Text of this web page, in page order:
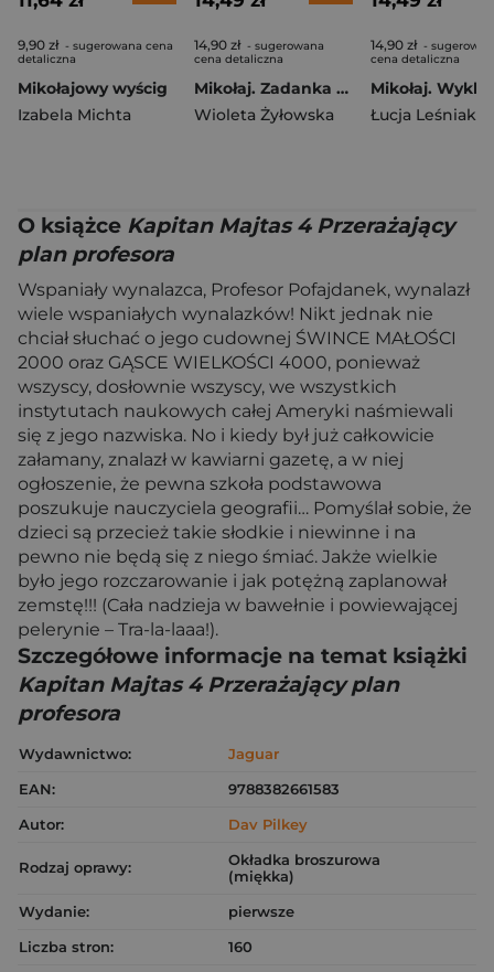
9,90 zł - sugerowana cena
detaliczna
Mikołajowy wyścig
Izabela Michta
14,90 zł - sugerowana
cena detaliczna
Mikołaj. Zadanka & rzepiki
Wioleta Żyłowska
14,90 zł -
cena detaliczna
Mikołaj.
Łucja Leśniak
O książce Kapitan Majtas 4 Przerażający
plan profesora
Wspaniały wynalazca, Profesor Pofajdanek, wynalazł
wiele wspaniałych wynalazków! Nikt jednak nie
chciał słuchać o jego cudownej ŚWINCE MAŁOŚCI
2000 oraz GĄSCE WIELKOŚCI 4000, ponieważ
wszyscy, dosłownie wszyscy, we wszystkich
instytutach naukowych całej Ameryki naśmiewali
się z jego nazwiska. No i kiedy był już całkowicie
załamany, znalazł w kawiarni gazetę, a w niej
ogłoszenie, że pewna szkoła podstawowa
poszukuje nauczyciela geografii… Pomyślał sobie, że
dzieci są przecież takie słodkie i niewinne i na
pewno nie będą się z niego śmiać. Jakże wielkie
było jego rozczarowanie i jak potężną zaplanował
zemstę!!! (Cała nadzieja w bawełnie i powiewającej
pelerynie – Tra-la-laaa!).
Szczegółowe informacje na temat książki
Kapitan Majtas 4 Przerażający plan
profesora
Wydawnictwo:
Jaguar
EAN:
9788382661583
Autor:
Dav Pilkey
Rodzaj oprawy:
Okładka broszurowa
(miękka)
Wydanie:
pierwsze
Liczba stron:
160